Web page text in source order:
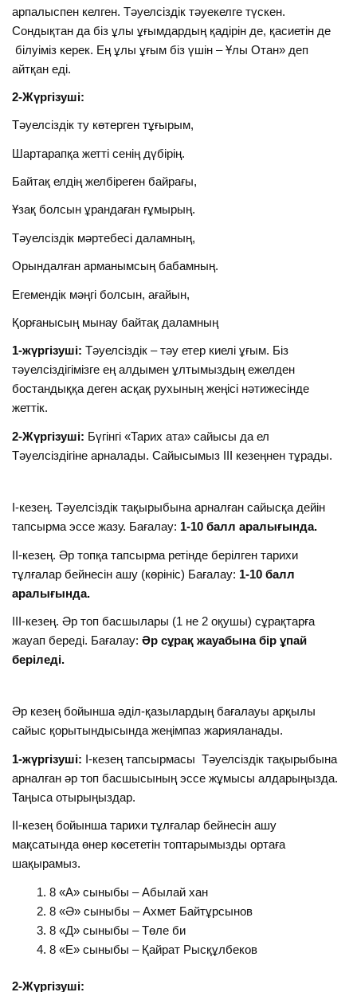
арпалыспен келген. Тәуелсіздік тәуекелге түскен.
Сондықтан да біз ұлы ұғымдардың қадірін де, қасиетін де
білуіміз керек. Ең ұлы ұғым біз үшін – Ұлы Отан» деп
айтқан еді.
2-Жүргізуші:
Тәуелсіздік ту көтерген тұғырым,
Шартарапқа жетті сенің дүбірің.
Байтақ елдің желбіреген байрағы,
Ұзақ болсын ұрандаған ғұмырың.
Тәуелсіздік мәртебесі даламның,
Орындалған арманымсың бабамның.
Егемендік мәңгі болсын, ағайын,
Қорғанысың мынау байтақ даламның
1-жүргізуші: Тәуелсіздік – тәу етер киелі ұғым. Біз
тәуелсіздігімізге ең алдымен ұлтымыздың ежелден
бостандыққа деген асқақ рухының жеңісі нәтижесінде
жеттік.
2-Жүргізуші: Бүгінгі «Тарих ата» сайысы да ел
Тәуелсіздігіне арналады. Сайысымыз ІІІ кезеңнен тұрады.
І-кезең. Тәуелсіздік тақырыбына арналған сайысқа дейін
тапсырма эссе жазу. Бағалау: 1-10 балл аралығында.
ІІ-кезең. Әр топқа тапсырма ретінде берілген тарихи
тұлғалар бейнесін ашу (көрініс) Бағалау: 1-10 балл
аралығында.
ІІІ-кезең. Әр топ басшылары (1 не 2 оқушы) сұрақтарға
жауап береді. Бағалау:Әр сұрақ жауабына бір ұпай
беріледі.
Әр кезең бойынша әділ-қазылардың бағалауы арқылы
сайыс қорытындысында жеңімпаз жарияланады.
1-жүргізуші: І-кезең тапсырмасы Тәуелсіздік тақырыбына
арналған әр топ басшысының эссе жұмысы алдарыңызда.
Таңыса отырыңыздар.
ІІ-кезең бойынша тарихи тұлғалар бейнесін ашу
мақсатында өнер көсететін топтарымызды ортаға
шақырамыз.
8 «А» сыныбы – Абылай хан
8 «Ә» сыныбы – Ахмет Байтұрсынов
8 «Д» сыныбы – Төле би
8 «Е» сыныбы – Қайрат Рысқұлбеков
2-Жүргізуші: